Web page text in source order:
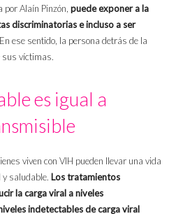
Alaín Pinzón, puede exponer a la
discriminatorias e incluso a ser
En ese sentido, la persona detrás de la
sus víctimas.
es igual a
viven con VIH pueden llevar una vida
saludable. Los tratamientos
la carga viral a niveles
indetectables de carga viral